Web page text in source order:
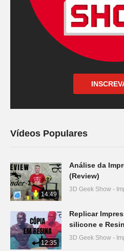
Vídeos Populares
14:49
Análise da
(Review)
3D Geek Show -
12:35
Replicar
silicone e
3D Geek Show -